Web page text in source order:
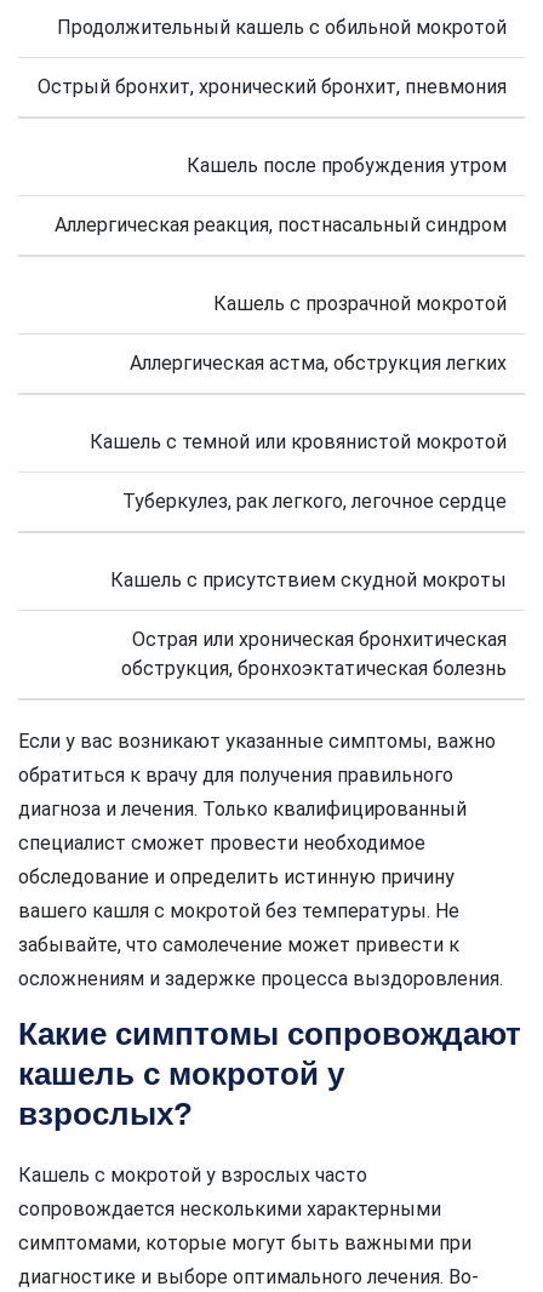
Продолжительный кашель с обильной мокротой
Острый бронхит, хронический бронхит, пневмония
Кашель после пробуждения утром
Аллергическая реакция, постнасальный синдром
Кашель с прозрачной мокротой
Аллергическая астма, обструкция легких
Кашель с темной или кровянистой мокротой
Туберкулез, рак легкого, легочное сердце
Кашель с присутствием скудной мокроты
Острая или хроническая бронхитическая
обструкция, бронхоэктатическая болезнь
Если у вас возникают указанные симптомы, важно
обратиться к врачу для получения правильного
диагноза и лечения. Только квалифицированный
специалист сможет провести необходимое
обследование и определить истинную причину
вашего кашля с мокротой без температуры. Не
забывайте, что самолечение может привести к
осложнениям и задержке процесса выздоровления.
Какие симптомы сопровождают
кашель с мокротой у
взрослых?
Кашель с мокротой у взрослых часто
сопровождается несколькими характерными
симптомами, которые могут быть важными при
диагностике и выборе оптимального лечения. Во-